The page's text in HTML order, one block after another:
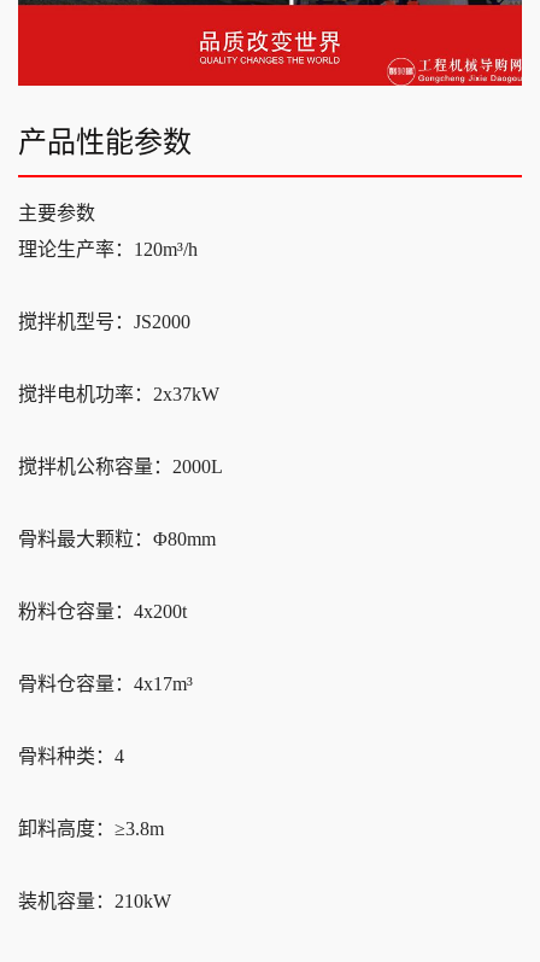
产品性能参数
主要参数
理论生产率：120m³/h
搅拌机型号：JS2000
搅拌电机功率：2x37kW
搅拌机公称容量：2000L
骨料最大颗粒：Φ80mm
粉料仓容量：4x200t
骨料仓容量：4x17m³
骨料种类：4
卸料高度：≥3.8m
装机容量：210kW